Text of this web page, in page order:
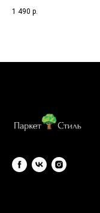
1 490 р.